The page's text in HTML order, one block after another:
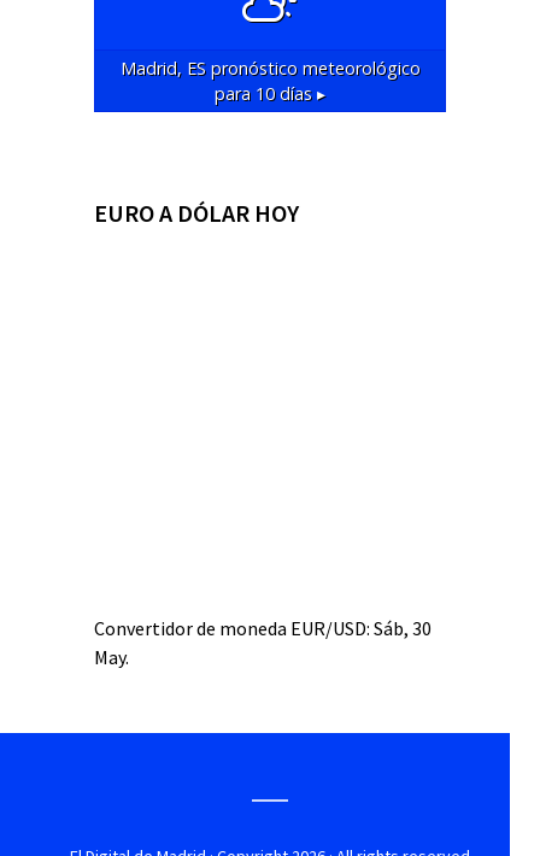
Madrid, ESpronóstico meteorológico
para 10 días ▸
EURO A DÓLAR HOY
Convertidor de moneda EUR/USD: Sáb, 30
May.